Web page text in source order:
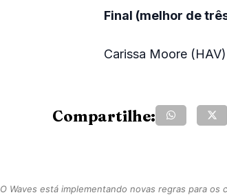
Final (melhor de
Carissa Moore
Compartilhe:
O Waves está implementando novas regras para